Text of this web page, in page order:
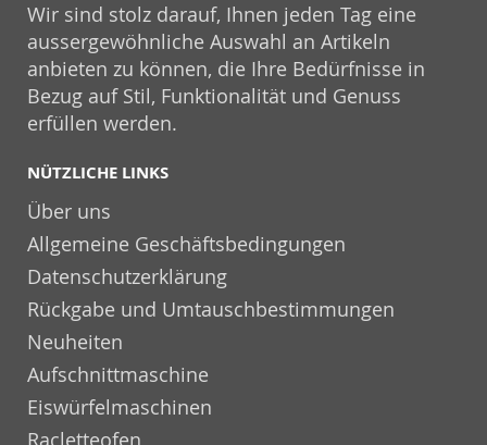
Wir sind stolz darauf, Ihnen jeden Tag eine
aussergewöhnliche Auswahl an Artikeln
anbieten zu können, die Ihre Bedürfnisse in
Bezug auf Stil, Funktionalität und Genuss
erfüllen werden.
NÜTZLICHE LINKS
Über uns
Allgemeine Geschäftsbedingungen
Datenschutzerklärung
Rückgabe und Umtauschbestimmungen
Neuheiten
Aufschnittmaschine
Eiswürfelmaschinen
Racletteofen